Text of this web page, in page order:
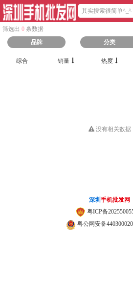
筛选出 0 条数据
品牌
分类
综合 销量 热度
没有相关数据
深圳 手机批发网
粤ICP备
粤公网安备